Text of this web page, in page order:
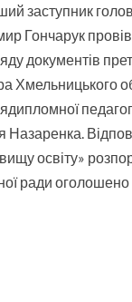
заступник
Гончарук провів
документів
Хмельницького
Назаренка.
освіту»
ради оголошено